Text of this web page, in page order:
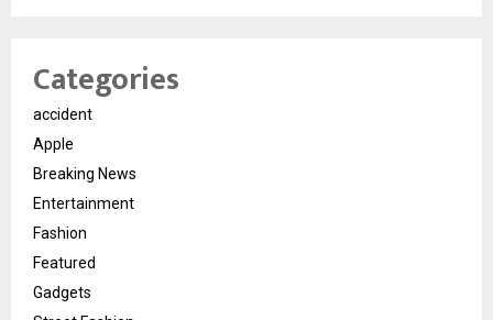
Categories
accident
Apple
Breaking News
Entertainment
Fashion
Featured
Gadgets